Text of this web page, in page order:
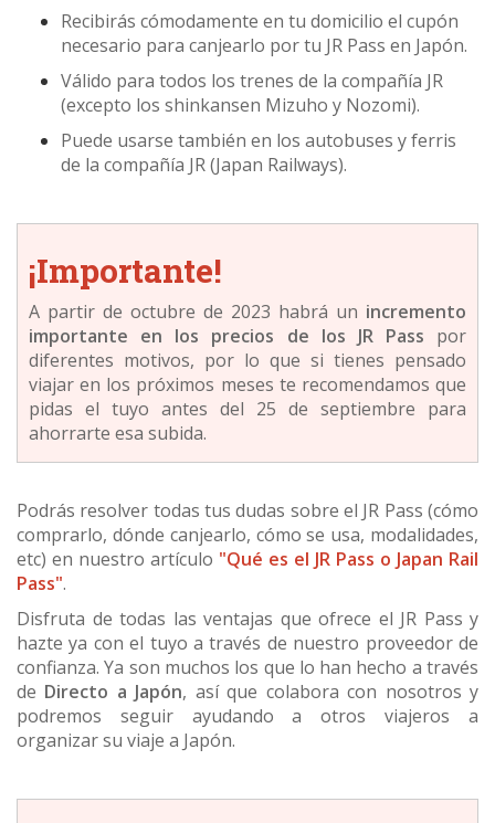
Recibirás cómodamente en tu domicilio el cupón
necesario para canjearlo por tu JR Pass en Japón.
Válido para todos los trenes de la compañía JR
(excepto los shinkansen Mizuho y Nozomi).
Puede usarse también en los autobuses y ferris
de la compañía JR (Japan Railways).
¡Importante!
A partir de octubre de 2023 habrá un incremento
importante en los precios de los JR Pass por
diferentes motivos, por lo que si tienes pensado
viajar en los próximos meses te recomendamos que
pidas el tuyo antes del 25 de septiembre para
ahorrarte esa subida.
Podrás resolver todas tus dudas sobre el JR Pass (cómo
comprarlo, dónde canjearlo, cómo se usa, modalidades,
etc) en nuestro artículo "Qué es el JR Pass o Japan Rail
Pass".
Disfruta de todas las ventajas que ofrece el JR Pass y
hazte ya con el tuyo a través de nuestro proveedor de
confianza. Ya son muchos los que lo han hecho a través
de Directo a Japón, así que colabora con nosotros y
podremos seguir ayudando a otros viajeros a
organizar su viaje a Japón.